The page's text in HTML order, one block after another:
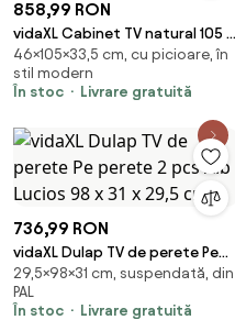
858,99 RON
vidaXL Cabinet TV natural 105 x
33,5 x 46 cm Lemn de mango
solid
46×105×33,5 cm, cu picioare, în
stil modern
În stoc
Livrare gratuită
736,99 RON
vidaXL Dulap TV de perete Pe
perete 2 pcs Alb Lucios 98 x 31 x
29,5 cm
29,5×98×31 cm, suspendată, din
PAL
În stoc
Livrare gratuită